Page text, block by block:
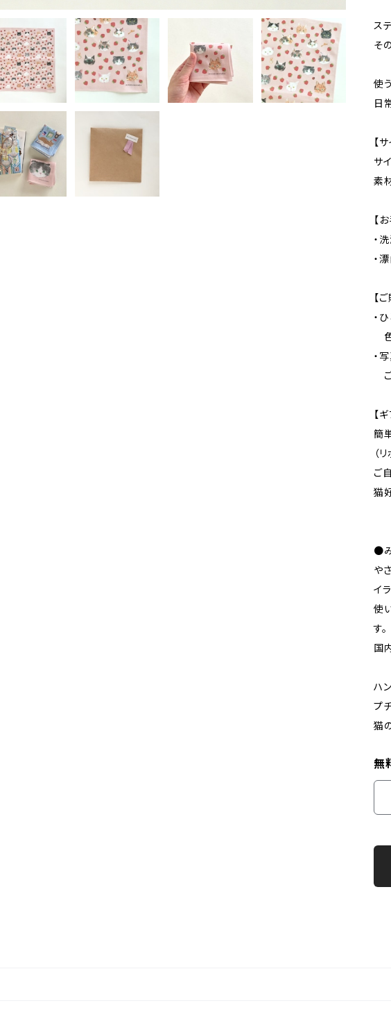
ス
そ
使
日
【
サ
素
【
・
・
【
・
・
【
簡
（
ご
猫
●
や
イ
使
す。
国
ハ
プ
猫
無